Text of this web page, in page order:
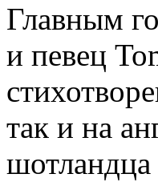
Главным
и певец
так и на
шотландца